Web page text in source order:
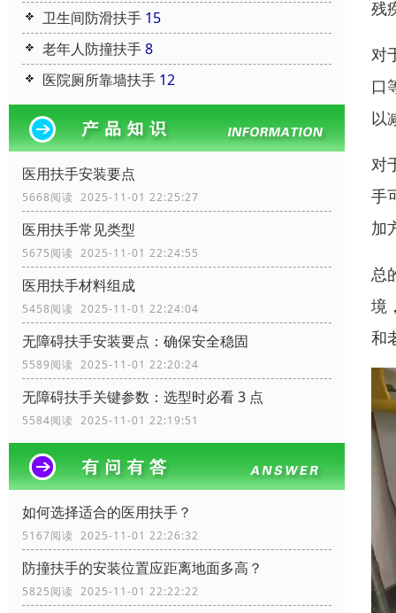
卫生间防滑扶手 15
老年人防撞扶手8
医院厕所靠墙扶手 12
医用扶手安装要点
5668阅读 2025-11-01 22:25:27
医用扶手常见类型
5675阅读 2025-11-01 22:24:55
医用扶手材料组成
5458阅读 2025-11-01 22:24:04
无障碍扶手安装要点：确保安全稳固
5589阅读 2025-11-01 22:20:24
无障碍扶手关键参数：选型时必看 3 点
5584阅读 2025-11-01 22:19:51
如何选择适合的医用扶手？
5167阅读 2025-11-01 22:26:32
防撞扶手的安装位置应距离地面多高？
5825阅读 2025-11-01 22:22:22
残
对
口
以
对
手
加
总
境
和